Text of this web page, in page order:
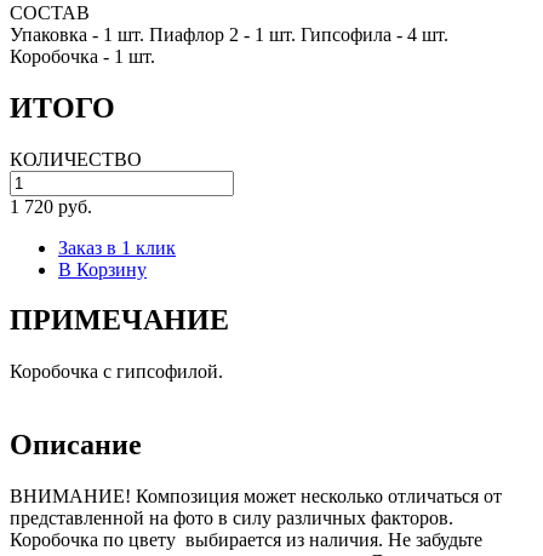
СОСТАВ
Упаковка - 1 шт. Пиафлор 2 - 1 шт. Гипсофила - 4 шт.
Коробочка - 1 шт.
ИТОГО
КОЛИЧЕСТВО
1 720 руб.
Заказ в 1 клик
В Корзину
ПРИМЕЧАНИЕ
Коробочка с гипсофилой.
Описание
ВНИМАНИЕ! Композиция может несколько отличаться от
представленной на фото в силу различных факторов.
Коробочка по цвету выбирается из наличия. Не забудьте